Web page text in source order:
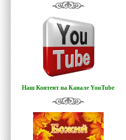
Наш Контент на Канале YouTube